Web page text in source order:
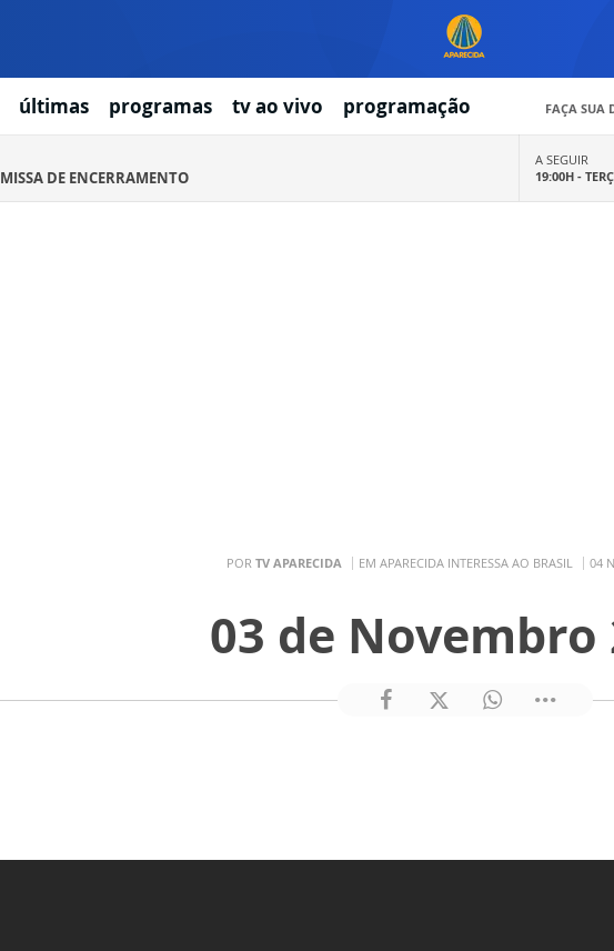
últimas programas tv ao vivo programação FAÇA SUA
MISSA DE ENCERRAMENTO
A SEGUIR
19:00H -
POR TV APARECIDA EM APARECIDA INTERESSA AO BRASIL 04
03 de Novembro